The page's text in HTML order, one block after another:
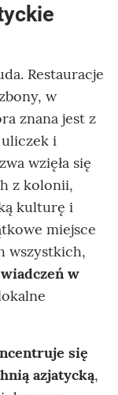
Restauracje
w
znana jest z
i
wzięła się
z kolonii,
kulturę i
miejsce
wszystkich,
w
się
azjatycką,